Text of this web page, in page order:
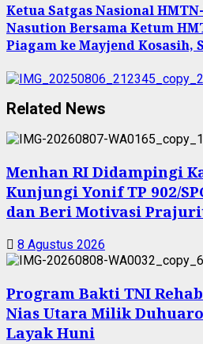
Ketua Satgas Nasional
Nasution Bersama Ketum
Piagam ke Mayjend Kosasih,
Related News
Menhan RI Didampingi
Kunjungi Yonif TP 902/
dan Beri Motivasi
8 Agustus 2026
Program Bakti TNI
Nias Utara Milik
Layak Huni